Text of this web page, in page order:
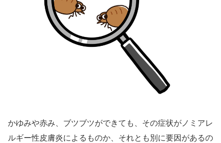
かゆみや赤み、ブツブツができても、その症状がノミアレ
ルギー性皮膚炎によるものか、それとも別に要因があるの